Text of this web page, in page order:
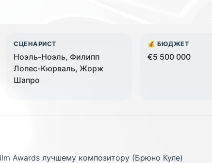
СЦЕНАРИСТ
Ноэль-Ноэль, Филипп
Лопес-Кюрваль, Жорж
Шапро
💰 БЮДЖЕТ
€5 500 000
Awards лучшему композитору (Брюно Куле)